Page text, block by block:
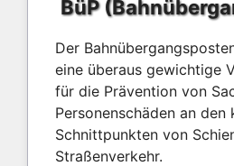
BüP
Der
eine überaus gewichtige
für die Prävention von
Personenschäden an den
Schnittpunkten von
Straßenverkehr.